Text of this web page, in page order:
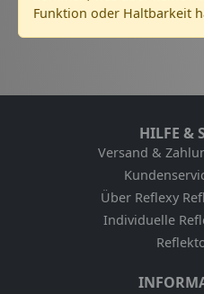
Funktion oder Haltbarkeit
HILFE &
Versand &
Über Reflexy
Individuelle